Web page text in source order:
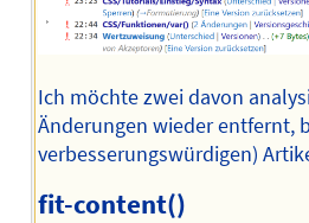
Ich möchte zwei davon
Änderungen wieder entfernt,
verbesserungswürdigen)
fit-content()